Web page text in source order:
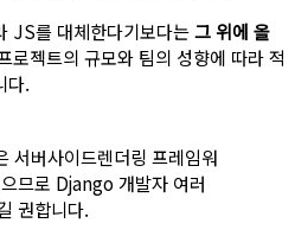
JS를 대체한다기보다는그 위에 올
로젝트의 규모와 팀의 성향에 따라 적
다.
서버사이드렌더링 프레임워
므로 Django 개발자 여러
권합니다.